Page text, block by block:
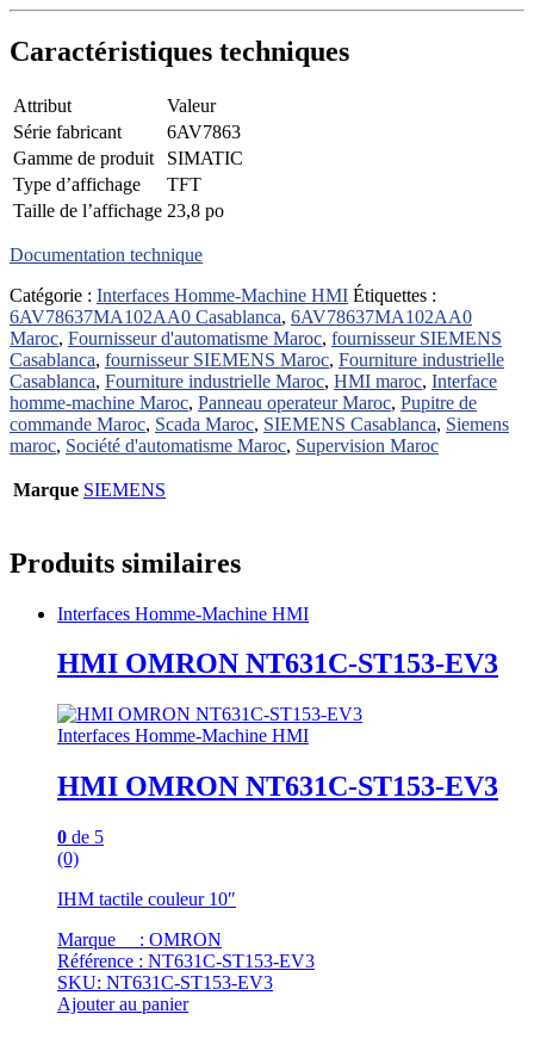
Caractéristiques techniques
Attribut
Valeur
Série fabricant
6AV7863
Gamme de produit
SIMATIC
Type d’affichage
TFT
Taille de l’affichage 23,8 po
Documentation technique
Catégorie : Interfaces Homme-Machine HMI Étiquettes :
6AV78637MA102AA0 Casablanca, 6AV78637MA102AA0
Maroc, Fournisseur d'automatisme Maroc, fournisseur SIEMENS
Casablanca, fournisseur SIEMENS Maroc, Fourniture industrielle
Casablanca, Fourniture industrielle Maroc, HMI maroc, Interface
homme-machine Maroc, Panneau operateur Maroc, Pupitre de
commande Maroc, Scada Maroc, SIEMENS Casablanca, Siemens
maroc, Société d'automatisme Maroc, Supervision Maroc
Marque SIEMENS
Produits similaires
Interfaces Homme-Machine HMI
HMI OMRON NT631C-ST153-EV3
Interfaces Homme-Machine HMI
HMI OMRON NT631C-ST153-EV3
0 de 5
(0)
IHM tactile couleur 10″
Marque : OMRON
Référence : NT631C-ST153-EV3
SKU: NT631C-ST153-EV3
Ajouter au panier